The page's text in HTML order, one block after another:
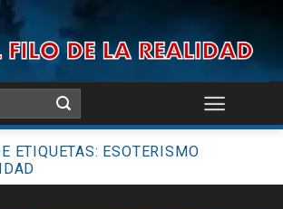
ETIQUETAS: ESOTERISMO